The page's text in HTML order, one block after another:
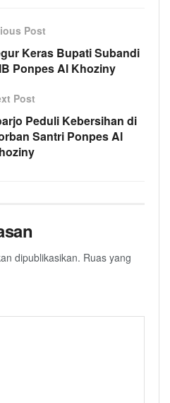
Post
Keras Bupati Subandi
Ponpes Al Khoziny
Post
Peduli Kebersihan di
Santri Ponpes Al
dipublikasikan. Ruas yang